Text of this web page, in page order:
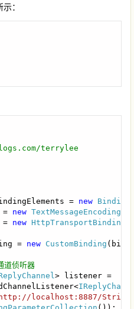
：
= new
=
new
=
new
= new CustomBinding
建通道侦听器
> listener =
localhost:8887/